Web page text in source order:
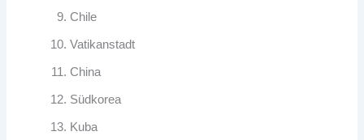
Chile
Vatikanstadt
China
Südkorea
Kuba